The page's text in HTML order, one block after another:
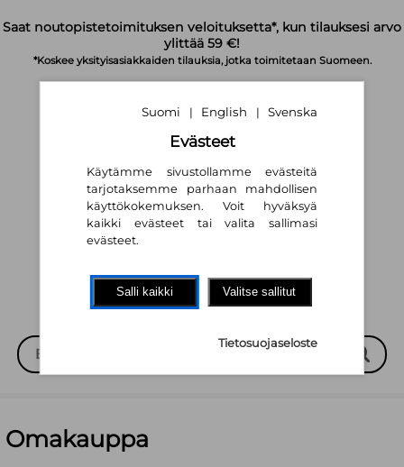
Saat noutopistetoimituksen veloituksetta*, kun tilauksesi arvo
ylittää 59 €!
*Koskee yksityisasiakkaiden tilauksia, jotka toimitetaan Suomeen.
Suomi | English | Svenska
Omakauppa
Suomi | English | Svenska
Evästeet
Käytämme sivustollamme evästeitä
tarjotaksemme parhaan mahdollisen
käyttökokemuksen. Voit hyväksyä
kaikki evästeet tai valita sallimasi
evästeet.
Salli kaikki Valitse sallitut
Tietosuojaseloste